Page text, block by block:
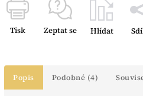
Tisk Zeptat se Hlídat
Popis Podobné (4)